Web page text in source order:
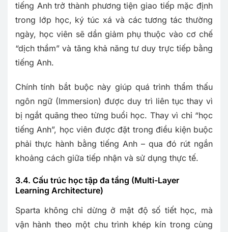
tiếng Anh trở thành phương tiện giao tiếp mặc định
trong lớp học, ký túc xá và các tương tác thường
ngày, học viên sẽ dần giảm phụ thuộc vào cơ chế
“dịch thầm” và tăng khả năng tư duy trực tiếp bằng
tiếng Anh.
Chính tính bắt buộc này giúp quá trình thẩm thấu
ngôn ngữ (Immersion) được duy trì liên tục thay vì
bị ngắt quãng theo từng buổi học. Thay vì chỉ “học
tiếng Anh”, học viên được đặt trong điều kiện buộc
phải thực hành bằng tiếng Anh – qua đó rút ngắn
khoảng cách giữa tiếp nhận và sử dụng thực tế.
3.4. Cấu trúc học tập đa tầng (Multi-Layer
Learning Architecture)
Sparta không chỉ dừng ở mật độ số tiết học, mà
vận hành theo một chu trình khép kín trong cùng